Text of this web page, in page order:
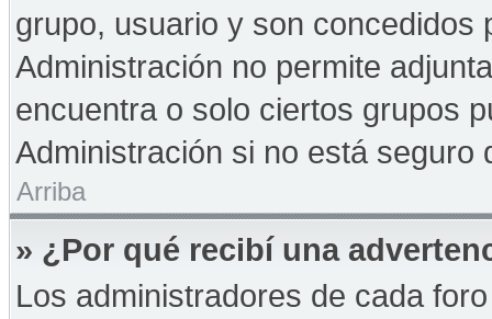
grupo, usuario y son concedidos
Administración no permite
encuentra o solo ciertos grupos
Administración si no está seguro
Arriba
» ¿Por qué recibí una
Los administradores de cada